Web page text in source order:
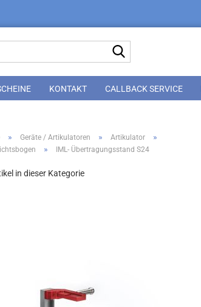
KONTAKT CALLBACK SERVICE
» Geräte / Artikulatoren » Artikulator »
» IML- Übertragungsstand S24
in dieser Kategorie